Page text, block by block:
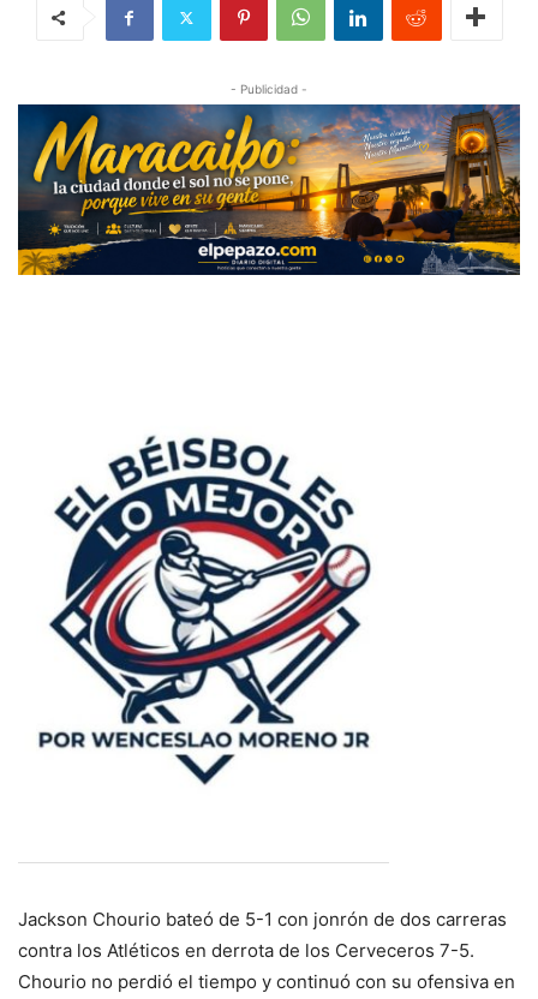
- Publicidad -
Jackson Chourio bateó de 5-1 con jonrón de dos carreras
contra los Atléticos en derrota de los Cerveceros 7-5.
Chourio no perdió el tiempo y continuó con su ofensiva en